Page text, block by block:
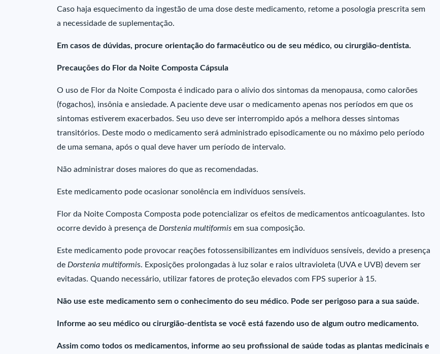
Caso haja esquecimento da ingestão de uma dose deste medicamento, retome a posologia prescrita sem
a necessidade de suplementação.
Em casos de dúvidas, procure orientação do farmacêutico ou de seu médico, ou cirurgião-dentista.
Precauções do Flor da Noite Composta Cápsula
O uso de Flor da Noite Composta é indicado para o alívio dos sintomas da menopausa, como calorões
(fogachos), insônia e ansiedade. A paciente deve usar o medicamento apenas nos períodos em que os
sintomas estiverem exacerbados. Seu uso deve ser interrompido após a melhora desses sintomas
transitórios. Deste modo o medicamento será administrado episodicamente ou no máximo pelo período
de uma semana, após o qual deve haver um período de intervalo.
Não administrar doses maiores do que as recomendadas.
Este medicamento pode ocasionar sonolência em indivíduos sensíveis.
Flor da Noite Composta Composta pode potencializar os efeitos de medicamentos anticoagulantes. Isto
ocorre devido à presença de Dorstenia multiformis em sua composição.
Este medicamento pode provocar reações fotossensibilizantes em indivíduos sensíveis, devido a presença
de Dorstenia multiformis. Exposições prolongadas à luz solar e raios ultravioleta (UVA e UVB) devem ser
evitadas. Quando necessário, utilizar fatores de proteção elevados com FPS superior à 15.
Não use este medicamento sem o conhecimento do seu médico. Pode ser perigoso para a sua saúde.
Informe ao seu médico ou cirurgião-dentista se você está fazendo uso de algum outro medicamento.
Assim como todos os medicamentos, informe ao seu profissional de saúde todas as plantas medicinais e